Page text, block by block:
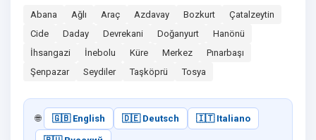
Abana Ağlı Araç Azdavay Bozkurt
Çatalzeytin
Cide
Daday Devrekani Doğanyurt
Hanönü
İhsangazi
İnebolu Küre Merkez
Pınarbaşı
Şenpazar
Seydiler Taşköprü Tosya
🌐 🇬🇧 English 🇩🇪 Deutsch 🇮🇹 Italiano